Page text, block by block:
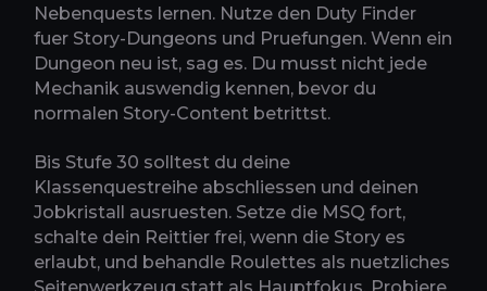
Nebenquests lernen. Nutze den Duty Finder
fuer Story-Dungeons und Pruefungen. Wenn ein
Dungeon neu ist, sag es. Du musst nicht jede
Mechanik auswendig kennen, bevor du
normalen Story-Content betrittst.
Bis Stufe 30 solltest du deine
Klassenquestreihe abschliessen und deinen
Jobkristall ausruesten. Setze die MSQ fort,
schalte dein Reittier frei, wenn die Story es
erlaubt, und behandle Roulettes als nuetzliches